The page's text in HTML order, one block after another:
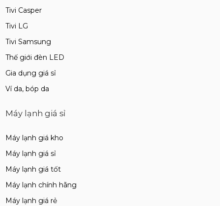
Tivi Casper
Tivi LG
Tivi Samsung
Thế giới đèn LED
Gia dụng giá sỉ
Ví da, bóp da
Máy lạnh giá sỉ
Máy lạnh giá kho
Máy lạnh giá sỉ
Máy lạnh giá tốt
Máy lạnh chính hãng
Máy lạnh giá rẻ